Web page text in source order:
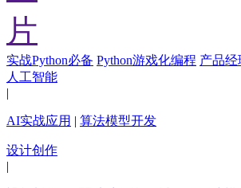
实战Python必备 Python游戏化编程 产品经
人工智能
|
AI实战应用 | 算法模型开发
设计创作
|